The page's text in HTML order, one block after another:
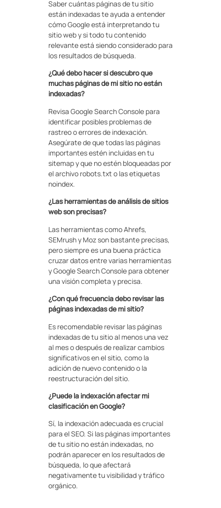
Saber cuántas páginas de tu sitio
están indexadas te ayuda a entender
cómo Google está interpretando tu
sitio web y si todo tu contenido
relevante está siendo considerado para
los resultados de búsqueda.
¿Qué debo hacer si descubro que
muchas páginas de mi sitio no están
indexadas?
Revisa Google Search Console para
identificar posibles problemas de
rastreo o errores de indexación.
Asegúrate de que todas las páginas
importantes estén incluidas en tu
sitemap y que no estén bloqueadas por
el archivo robots.txt o las etiquetas
noindex.
¿Las herramientas de análisis de sitios
web son precisas?
Las herramientas como Ahrefs,
SEMrush y Moz son bastante precisas,
pero siempre es una buena práctica
cruzar datos entre varias herramientas
y Google Search Console para obtener
una visión completa y precisa.
¿Con qué frecuencia debo revisar las
páginas indexadas de mi sitio?
Es recomendable revisar las páginas
indexadas de tu sitio al menos una vez
al mes o después de realizar cambios
significativos en el sitio, como la
adición de nuevo contenido o la
reestructuración del sitio.
¿Puede la indexación afectar mi
clasificación en Google?
Sí, la indexación adecuada es crucial
para el SEO. Si las páginas importantes
de tu sitio no están indexadas, no
podrán aparecer en los resultados de
búsqueda, lo que afectará
negativamente tu visibilidad y tráfico
orgánico.